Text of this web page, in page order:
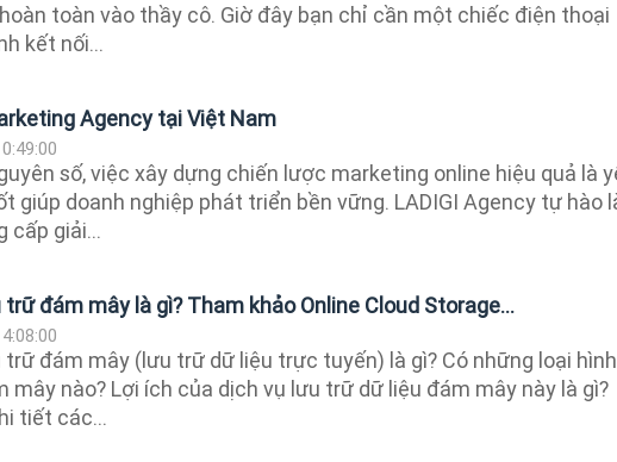
toàn vào thầy cô. Giờ đây bạn chỉ cần một chiếc điện thoại
kết nối...
Agency tại Việt Nam
số, việc xây dựng chiến lược marketing online hiệu quả là
giúp doanh nghiệp phát triển bền vững. LADIGI Agency tự hào
cấp giải...
trữ đám mây là gì? Tham khảo Online Cloud Storage...
trữ đám mây (lưu trữ dữ liệu trực tuyến) là gì? Có những loại hình
mây nào? Lợi ích của dịch vụ lưu trữ dữ liệu đám mây này là gì?
tiết các...